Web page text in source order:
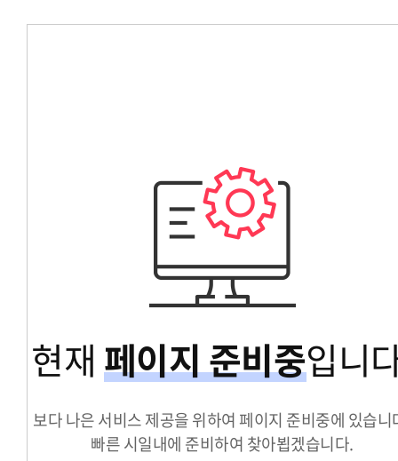
교육대학원총학생회
현재 페이지 준비중입니
보다 나은 서비스 제공을 위하여 페이지 준비중에 있습니
빠른 시일내에 준비하여 찾아뵙겠습니다.